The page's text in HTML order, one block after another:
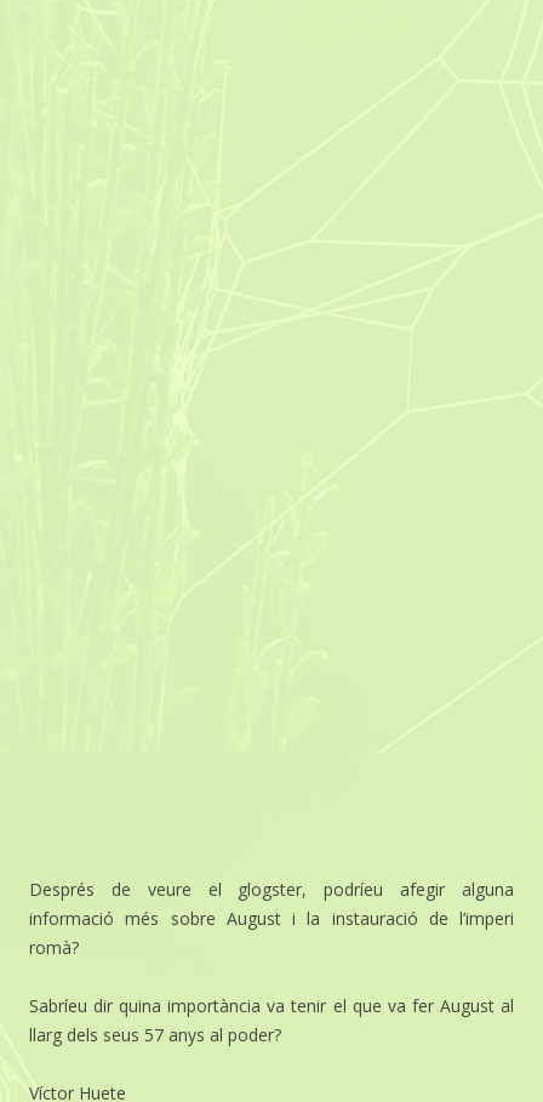
Després de veure el glogster, podríeu afegir alguna
informació més sobre August i la instauració de l’imperi
romà?
Sabríeu dir quina importància va tenir el que va fer August al
llarg dels seus 57 anys al poder?
Víctor Huete